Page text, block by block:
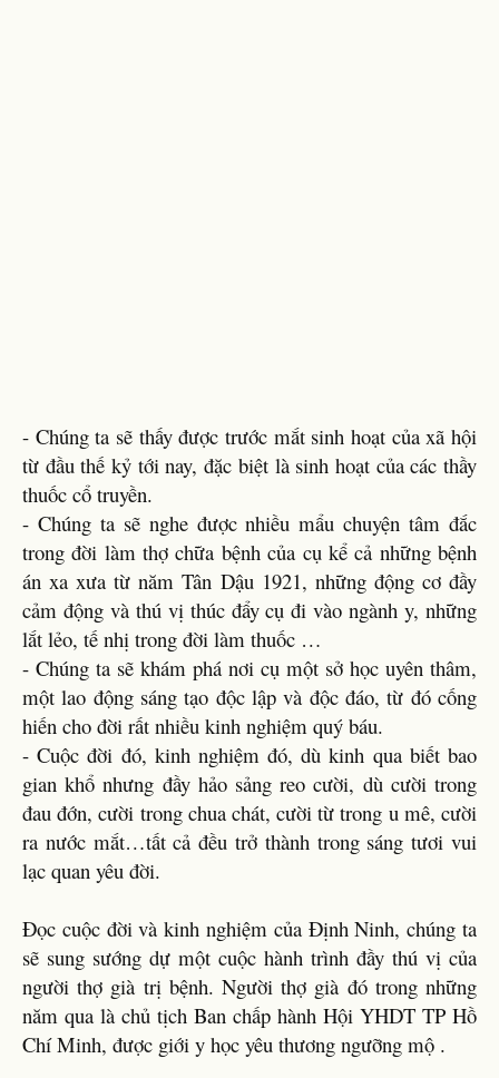
- Chúng ta sẽ thấy được trước mắt sinh hoạt của xã hội
từ đầu thế kỷ tới nay, đặc biệt là sinh hoạt của các thầy
thuốc cổ truyền.
- Chúng ta sẽ nghe được nhiều mẩu chuyện tâm đắc
trong đời làm thợ chữa bệnh của cụ kể cả những bệnh
án xa xưa từ năm Tân Dậu 1921, những động cơ đầy
cảm động và thú vị thúc đẩy cụ đi vào ngành y, những
lắt lẻo, tế nhị trong đời làm thuốc …
- Chúng ta sẽ khám phá nơi cụ một sở học uyên thâm,
một lao động sáng tạo độc lập và độc đáo, từ đó cống
hiến cho đời rất nhiều kinh nghiệm quý báu.
- Cuộc đời đó, kinh nghiệm đó, dù kinh qua biết bao
gian khổ nhưng đầy hảo sảng reo cười, dù cười trong
đau đớn, cười trong chua chát, cười từ trong u mê, cười
ra nước mắt…tất cả đều trở thành trong sáng tươi vui
lạc quan yêu đời.
Đọc cuộc đời và kinh nghiệm của Định Ninh, chúng ta
sẽ sung sướng dự một cuộc hành trình đầy thú vị của
người thợ già trị bệnh. Người thợ già đó trong những
năm qua là chủ tịch Ban chấp hành Hội YHDT TP Hồ
Chí Minh, được giới y học yêu thương ngưỡng mộ .